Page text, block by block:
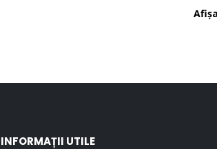
INFORMAȚII UTILE